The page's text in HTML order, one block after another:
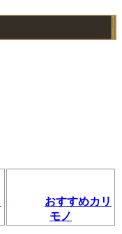
おすすめカリ
モノ